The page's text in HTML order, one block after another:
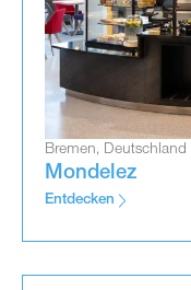
Bremen, Deutschland
Mondelez
Entdecken